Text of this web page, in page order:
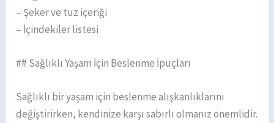
– Şeker ve tuz içeriği
– İçindekiler listesi
## Sağlıklı Yaşam İçin Beslenme İpuçları
Sağlıklı bir yaşam için beslenme alışkanlıklarını
değiştirirken, kendinize karşı sabırlı olmanız önemlidir.